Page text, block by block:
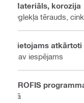
Materiāls, korozija
Oglekļa tērauds,
Lietojams
Nav iespējams
PROFIS
Jā